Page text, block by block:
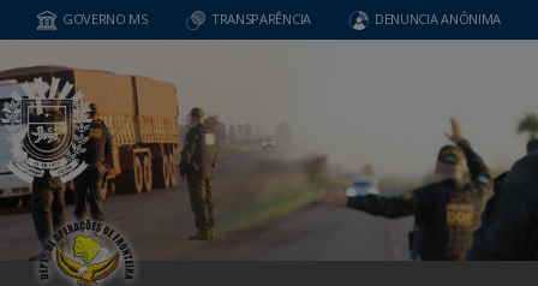
GOVERNO MS TRANSPARÊNCIA DENUNCIA ANÔNIMA